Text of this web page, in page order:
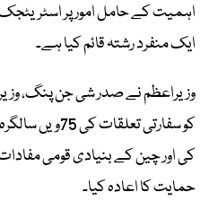
اہمیت کے حامل امور پر اسٹریٹجک
ایک منفرد رشتہ قائم کیا ہے۔
وزیراعظم نے صدر شی جن پنگ،
کو سفارتی
کی اور چین کے بنیادی قومی
حمایت کا اعادہ کیا۔